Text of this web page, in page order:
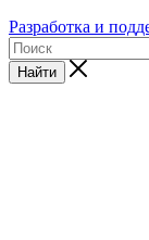
Разработка и
Найти